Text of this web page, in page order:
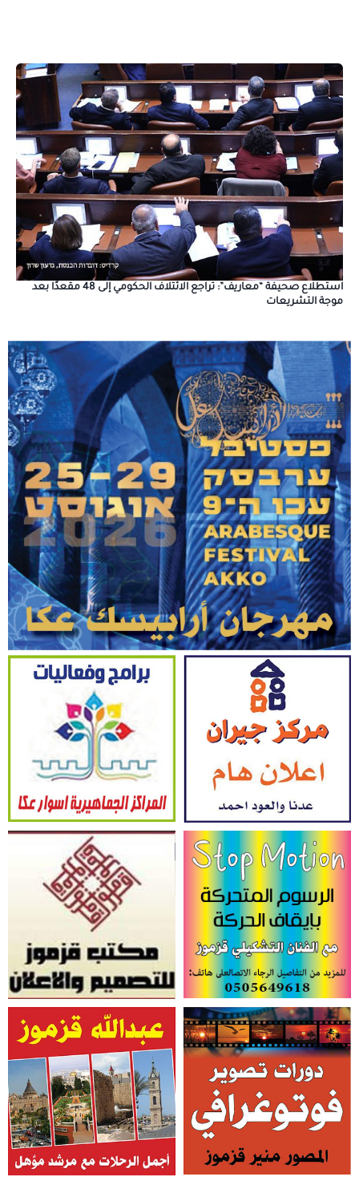
استطلاع صحيفة “معاريف”: تراجع الائتلاف الحكومي إلى 48 مقعدًا بعد
موجة التشريعات